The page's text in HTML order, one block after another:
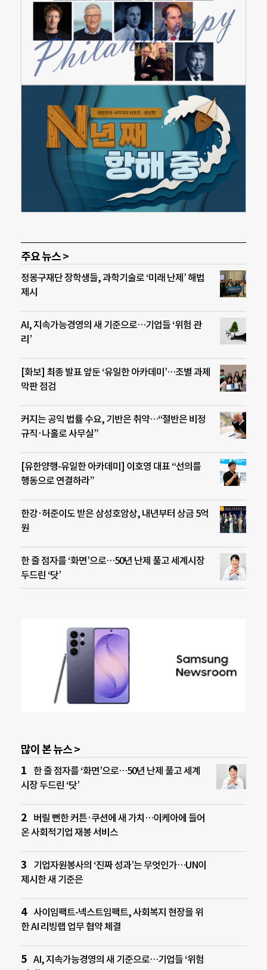
주요 뉴스 >
정몽구재단 장학생들, 과학기술로 ‘미래 난제’ 해법
제시
AI, 지속가능경영의 새 기준으로…기업들 ‘위험 관
리’
[화보] 최종 발표 앞둔 ‘유일한 아카데미’…조별 과제
막판 점검
커지는 공익 법률 수요, 기반은 취약…“절반은 비정
규직·나홀로 사무실”
[유한양행-유일한 아카데미] 이호영 대표 “선의를
행동으로 연결하라”
한강·허준이도 받은 삼성호암상, 내년부터 상금 5억
원
한 줄 점자를 ‘화면’으로…50년 난제 풀고 세계시장
두드린 ‘닷’
많이 본 뉴스 >
한 줄 점자를 ‘화면’으로…50년 난제 풀고 세계
시장 두드린 ‘닷’
버릴 뻔한 커튼·쿠션에 새 가치…이케아에 들어
온 사회적기업 재봉 서비스
기업자원봉사의 ‘진짜 성과’는 무엇인가…UN이
제시한 새 기준은
사이임팩트-넥스트임팩트, 사회복지 현장을 위
한 AI 리빙랩 업무 협약 체결
AI, 지속가능경영의 새 기준으로…기업들 ‘위험